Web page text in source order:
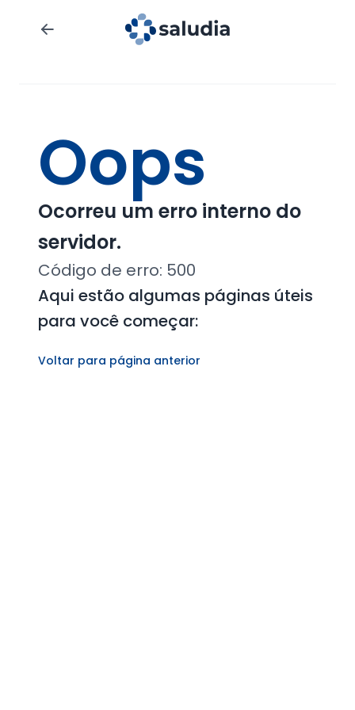
Oops
Ocorreu um erro interno do
servidor.
Código de erro: 500
Aqui estão algumas páginas úteis
para você começar:
Voltar para página anterior